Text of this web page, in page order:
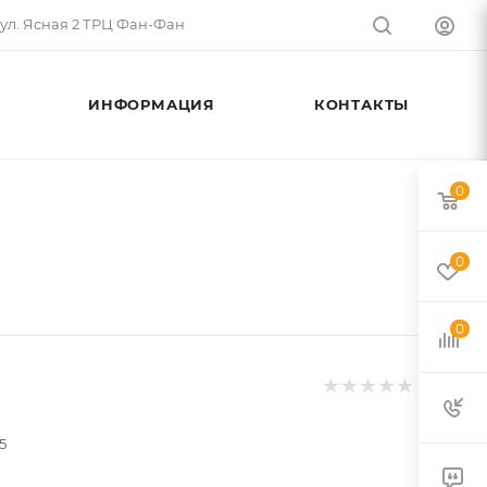
ул. Ясная 2 ТРЦ Фан-Фан
ИНФОРМАЦИЯ КОНТАКТЫ
0
0
0